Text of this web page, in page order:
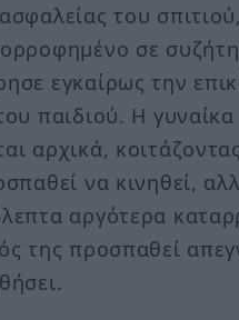
του
σε
εγκαίρως την
παιδιού. Η γυναίκα
αρχικά,
να κινηθεί,
αργότερα
της προσπαθεί